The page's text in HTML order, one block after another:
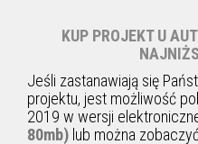
KUP PROJEKT U
Jeśli zastanawiają się
projektu, jest możliwość
2019 w wersji
80mb) lub można